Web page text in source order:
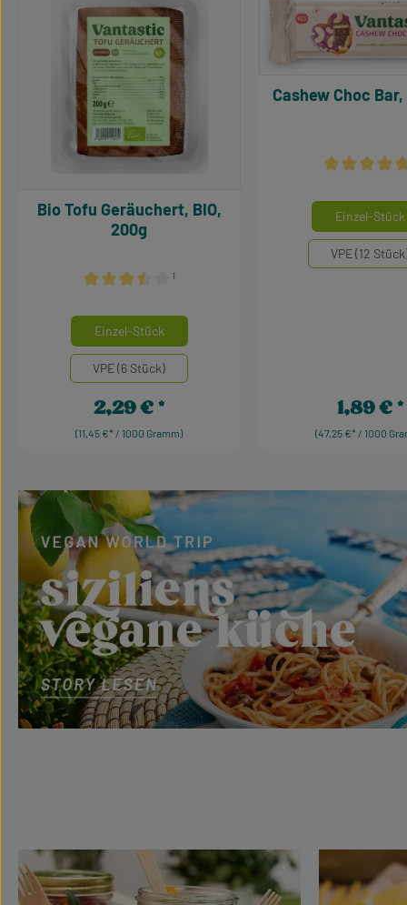
¹
Bio Tofu Geräuchert, BIO,
200g
Mengeneinheiten
Einzel-Stück
VPE (6 Stück)
(11,45 €* / 1000 Gramm)
Regulärer Preis:
2,29 €
Produkt Anzahl: Gib den gewünschten
Cashew Choc
Einzel-Stück
VPE (12
(47,25 €* / 1000
Regulärer
1,89 €
Produkt
Mehr erfahren
Mehr erfahren Mehr erfahren